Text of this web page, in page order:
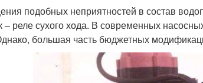
подобных неприятностей в состав
– реле сухого хода. В современных
большая часть бюджетных